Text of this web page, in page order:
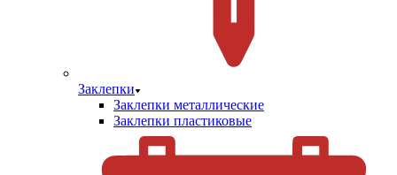
Заклепки
Заклепки металлические
Заклепки пластиковые